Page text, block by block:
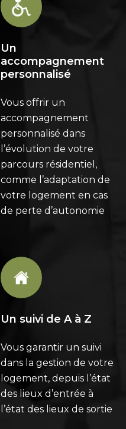
Un
accompagnement
personnalisé
Vous offrir un
accompagnement
personnalisé dans
l’évolution de votre
parcours résidentiel,
comme l’adaptation de
votre logement en cas
de perte d’autonomie
Un suivi de A à Z
Vous garantir un suivi
dans la gestion de votre
logement, depuis l’état
des lieux d’entrée à
l’état des lieux de sortie